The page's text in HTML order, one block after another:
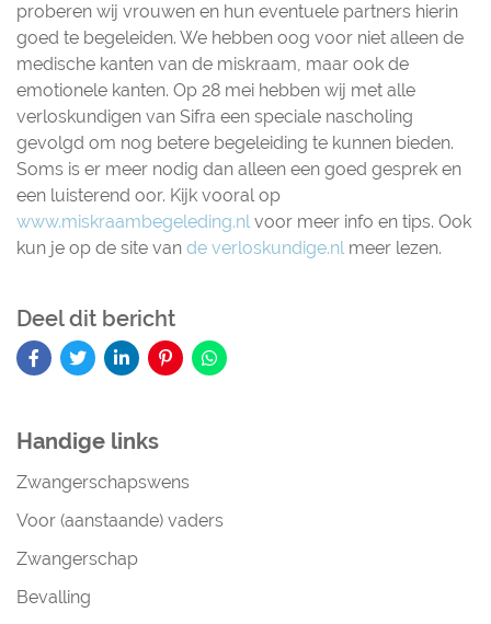
proberen wij vrouwen en hun eventuele partners hierin
goed te begeleiden. We hebben oog voor niet alleen de
medische kanten van de miskraam, maar ook de
emotionele kanten. Op 28 mei hebben wij met alle
verloskundigen van Sifra een speciale nascholing
gevolgd om nog betere begeleiding te kunnen bieden.
Soms is er meer nodig dan alleen een goed gesprek en
een luisterend oor. Kijk vooral op
www.miskraambegeleding.nlvoor meer info en tips. Ook
kun je op de site van de verloskundige.nlmeer lezen.
Deel dit bericht
Handige links
Zwangerschapswens
Voor (aanstaande) vaders
Zwangerschap
Bevalling